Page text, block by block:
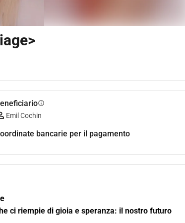
info
Emil Cochin
bancarie per il pagamento
ci riempie di gioia e speranza: il nostro futuro